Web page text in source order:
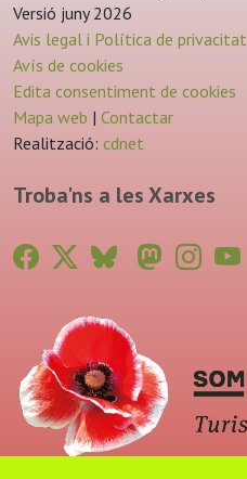
Versió juny 2026
Avis legal i Política de privacitat
Avís de cookies
Edita consentiment de cookies
Mapa web | Contactar
Realització: cdnet
Troba'ns a les Xarxes